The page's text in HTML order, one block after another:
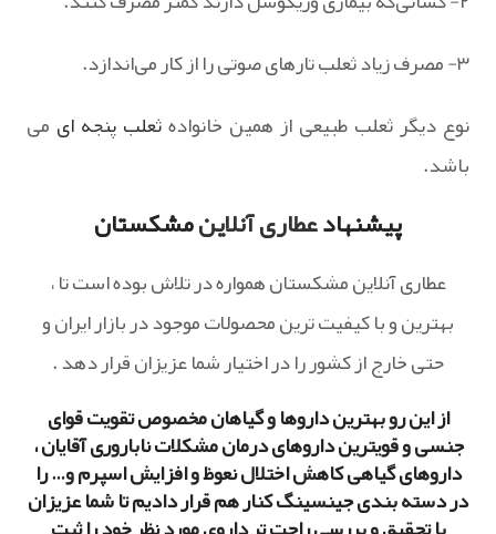
۳- مصرف زیاد ثعلب تارهای صوتی را از کار می‌اندازد.
نوع دیگر ثعلب طبیعی از همین خانوادهثعلب پنجه ای می
باشد.
پیشنهادعطاری آنلاینمشکستان
عطاری آنلاین مشکستان همواره در تلاش بوده است تا ،
بهترین و با کیفیت ترین محصولات موجود در بازار ایران و
حتی خارج از کشور را در اختیار شما عزیزان قرار دهد .
از این رو بهترین داروها و گیاهان مخصوص تقویت قوای
جنسی و قویترین داروهای درمان مشکلات ناباروری آقایان ،
داروهای گیاهی کاهش اختلال نعوظ و افزایش اسپرم و… را
در دسته بندی جینسینگ کنار هم قرار دادیم تا شما عزیزان